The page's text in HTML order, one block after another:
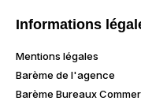
Informations
Mentions légales
Barème de l'agence
Barème Bureaux